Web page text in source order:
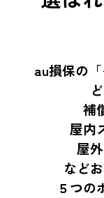
au損保の
補
屋内
屋
など
５つの